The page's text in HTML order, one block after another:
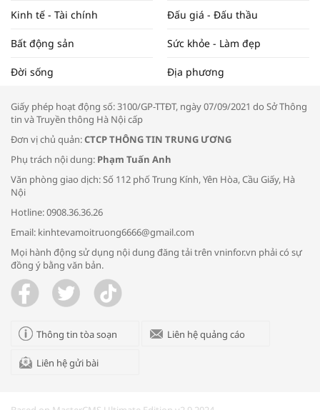
Tọa đàm “Xúc tiến thương mại: Khơi
Bác sĩ tư vấn cách phòng tránh bệnh
đường hô hấp trong thời tiết giao mùa
Trao yêu thương cho em
Kinh tế - Tài chính Đấu giá - Đấu thầu
Bất động sản Sức khỏe - Làm đẹp
Đời sống Địa phương
Giấy phép hoạt động số: 3100/GP-TTĐT, ngày 07/09/2021 do Sở Thông
tin và Truyền thông Hà Nội cấp
Đơn vị chủ quản:CTCP THÔNG TIN TRUNG ƯƠNG
Phụ trách nội dung: Phạm Tuấn Anh
Văn phòng giao dịch: Số 112 phố Trung Kính, Yên Hòa, Cầu Giấy, Hà
Nội
Hotline: 0908.36.36.26
Email: kinhtevamoitruong6666@gmail.com
Mọi hành động sử dụng nội dung đăng tải trên vninfor.vn phải có sự
đồng ý bằng văn bản.
Thông tin tòa soạn Liên hệ quảng cáo
Liên hệ gửi bài